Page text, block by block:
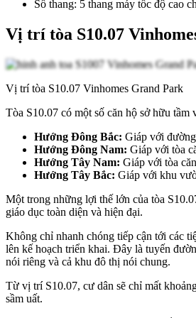
Số thang: 5 thang máy tốc độ cao
Vị trí tòa S10.07
Vị trí tòa S10.07 Vinhomes Grand Park
Tòa S10.07 có một số căn hộ sở hữu
Hướng Đông Bắc: Giáp với
Hướng Đông Nam: Giáp với tòa
Hướng Tây Nam: Giáp với tòa
Hướng Tây Bắc: Giáp với khu
Một trong những lợi thế lớn của tòa
giáo dục toàn diện và hiện đại.
Không chỉ nhanh chóng tiếp cận tới các
lên kế hoạch triển khai. Đây là tuyến
nói riêng và cả khu đô thị nói chung.
Từ vị trí S10.07, cư dân sẽ chỉ mất
sầm uất.